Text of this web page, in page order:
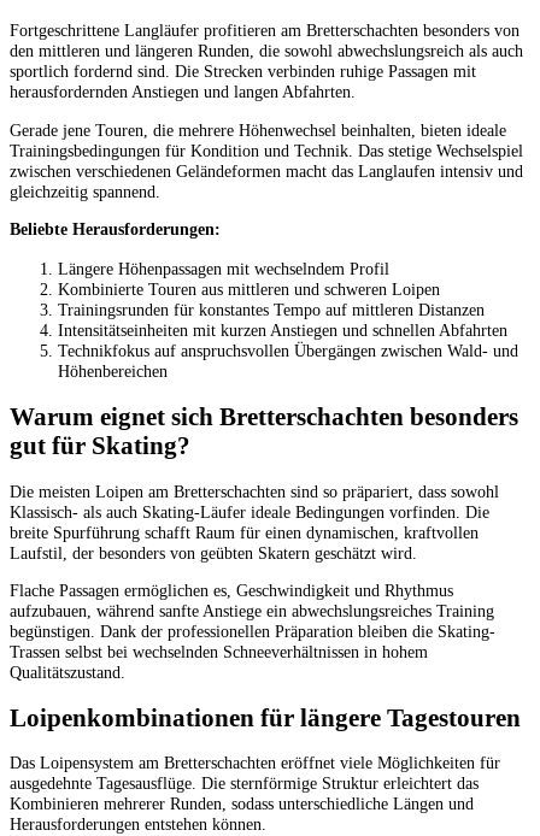
Fortgeschrittene Langläufer profitieren am Bretterschachten besonders von
den mittleren und längeren Runden, die sowohl abwechslungsreich als auch
sportlich fordernd sind. Die Strecken verbinden ruhige Passagen mit
herausfordernden Anstiegen und langen Abfahrten.
Gerade jene Touren, die mehrere Höhenwechsel beinhalten, bieten ideale
Trainingsbedingungen für Kondition und Technik. Das stetige Wechselspiel
zwischen verschiedenen Geländeformen macht das Langlaufen intensiv und
gleichzeitig spannend.
Beliebte Herausforderungen:
Längere Höhenpassagen mit wechselndem Profil
Kombinierte Touren aus mittleren und schweren Loipen
Trainingsrunden für konstantes Tempo auf mittleren Distanzen
Intensitätseinheiten mit kurzen Anstiegen und schnellen Abfahrten
Technikfokus auf anspruchsvollen Übergängen zwischen Wald- und
Höhenbereichen
Warum eignet sich Bretterschachten besonders
gut für Skating?
Die meisten Loipen am Bretterschachten sind so präpariert, dass sowohl
Klassisch- als auch Skating-Läufer ideale Bedingungen vorfinden. Die
breite Spurführung schafft Raum für einen dynamischen, kraftvollen
Laufstil, der besonders von geübten Skatern geschätzt wird.
Flache Passagen ermöglichen es, Geschwindigkeit und Rhythmus
aufzubauen, während sanfte Anstiege ein abwechslungsreiches Training
begünstigen. Dank der professionellen Präparation bleiben die Skating-
Trassen selbst bei wechselnden Schneeverhältnissen in hohem
Qualitätszustand.
Loipenkombinationen für längere Tagestouren
Das Loipensystem am Bretterschachten eröffnet viele Möglichkeiten für
ausgedehnte Tagesausflüge. Die sternförmige Struktur erleichtert das
Kombinieren mehrerer Runden, sodass unterschiedliche Längen und
Herausforderungen entstehen können.